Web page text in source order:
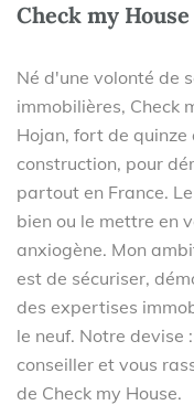
Check my House
Né d'une volonté de
immobilières, Check
Hojan, fort de
construction, pour
partout en France.
bien ou le mettre en
anxiogène. Mon
est de sécuriser,
des expertises
le neuf. Notre devise
conseiller et vous
de Check my House.